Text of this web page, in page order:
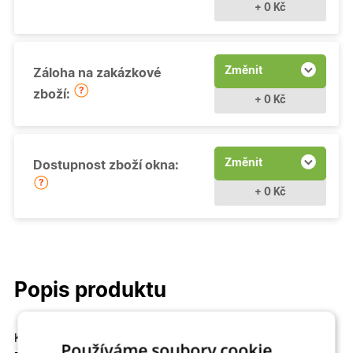
+ 0 Kč
Záloha na zakázkové
zboží:
Změnit
+ 0 Kč
Dostupnost zboží okna: Změnit
+ 0 Kč
Popis produktu
Kvalitní a cenově dostupné